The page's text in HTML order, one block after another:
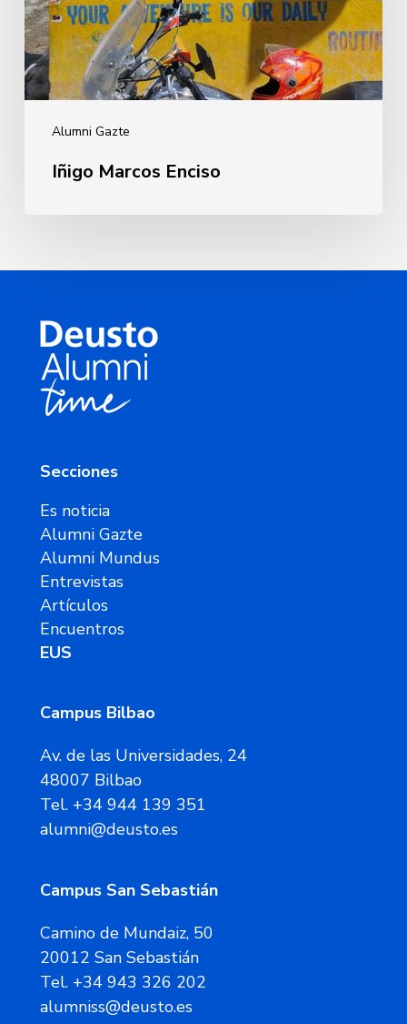
Alumni Gazte
Iñigo Marcos Enciso
Secciones
Es noticia
Alumni Gazte
Alumni Mundus
Entrevistas
Artículos
Encuentros
EUS
Campus Bilbao
Av. de las Universidades, 24
48007 Bilbao
Tel. +34 944 139 351
alumni@deusto.es
Campus San Sebastián
Camino de Mundaiz, 50
20012 San Sebastián
Tel. +34 943 326 202
alumniss@deusto.es